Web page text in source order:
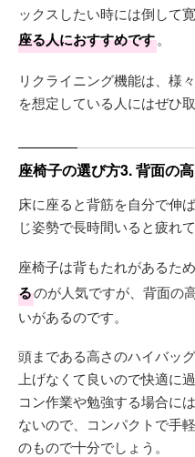
ックスしたい時には倒して
座る人におすすめです。
リクライニング機能は、様
を想定している人にはぜひ
座椅子の選び方3. 背面の
床に座ると背筋を自分で伸
じ姿勢で長時間いると疲れ
座椅子は背もたれがあるため
るのが人気ですが、背面の
いがあるのです。
頭まである高さのハイバッ
上げなくて良いので快適に
コン作業や勉強する場合に
ないので、コンパクトで手
のもので十分でしょう。